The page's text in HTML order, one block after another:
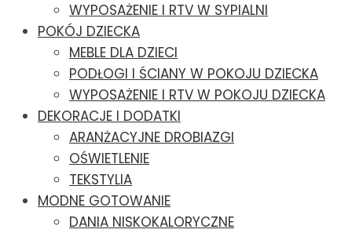
WYPOSAŻENIE I RTV W SYPIALNI
POKÓJ DZIECKA
MEBLE DLA DZIECI
PODŁOGI I ŚCIANY W POKOJU DZIECKA
WYPOSAŻENIE I RTV W POKOJU DZIECKA
DEKORACJE I DODATKI
ARANŻACYJNE DROBIAZGI
OŚWIETLENIE
TEKSTYLIA
MODNE GOTOWANIE
DANIA NISKOKALORYCZNE